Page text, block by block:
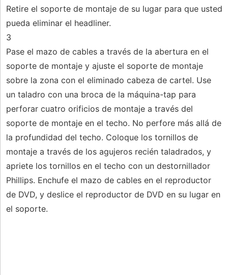
Retire el soporte de montaje de su lugar para que usted
pueda eliminar el headliner.
3
Pase el mazo de cables a través de la abertura en el
soporte de montaje y ajuste el soporte de montaje
sobre la zona con el eliminado cabeza de cartel. Use
un taladro con una broca de la máquina-tap para
perforar cuatro orificios de montaje a través del
soporte de montaje en el techo. No perfore más allá de
la profundidad del techo. Coloque los tornillos de
montaje a través de los agujeros recién taladrados, y
apriete los tornillos en el techo con un destornillador
Phillips. Enchufe el mazo de cables en el reproductor
de DVD, y deslice el reproductor de DVD en su lugar en
el soporte.